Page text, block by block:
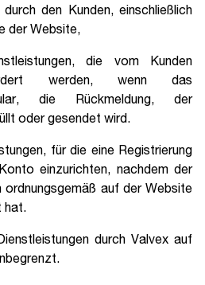
den Kunden, einschließlich
der Website,
die vom Kunden
werden, wenn das
die Rückmeldung, der
oder gesendet wird.
für die eine Registrierung
einzurichten, nachdem der
ordnungsgemäß auf der Website
hat.
durch Valvex auf